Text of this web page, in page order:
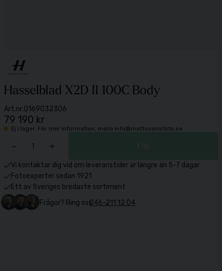
Hasselblad X2D II 100C Body
Art.nr:0169032306
79 190 kr
Ej i lager. För mer information, maila info@mattssonsfoto.se
- +
Vi kontaktar dig vid om leveranstider är längre än 5-7 dagar
Fotoexperter sedan 1921
Ett av Sveriges bredaste sortiment
Frågor? Ring oss046-211 12 04